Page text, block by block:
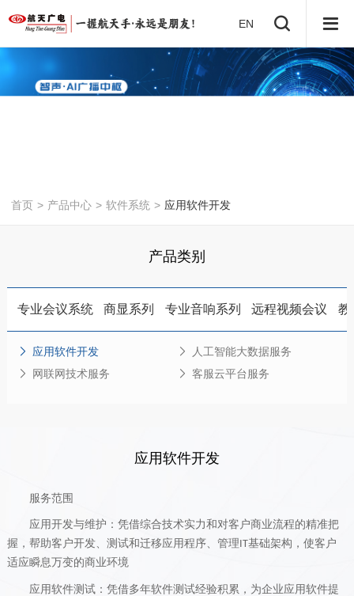
EN
首页 > 产品中心 > 软件系统 > 应用软件开发
产品类别
专业会议系统 商显系列 专业音响系列 远程视频会议 教
应用软件开发
人工智能大数据服务
网联网技术服务
客服云平台服务
应用软件开发
服务范围
应用开发与维护 ： 凭借综合技术实力和对客户商业流程的精准把
握，帮助客户开发、测试和迁移应用程序、管理 IT基础架构，使客户
适应瞬息万变的商业环境
应用软件测试： 凭借多年软件测试经验积累，为企业应用软件提